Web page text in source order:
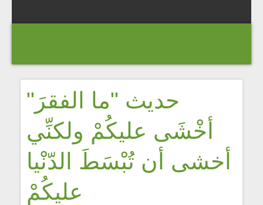
"حديث "ما الفقرَ
أخْشَى عليكُمْ ولكنِّي
أخشى أن تُبْسَطَ الدّنْيا
عليكُمْ